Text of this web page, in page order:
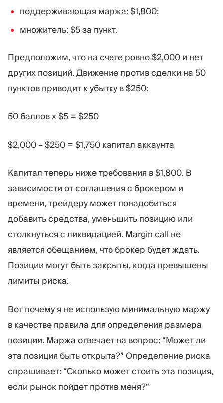
поддерживающая маржа: $1,800;
множитель: $5 за пункт.
Предположим, что на счете ровно $2,000 и нет
других позиций. Движение против сделки на 50
пунктов приводит к убытку в $250:
50 баллов x $5 = $250
$2,000 – $250 = $1,750 капитал аккаунта
Капитал теперь ниже требования в $1,800. В
зависимости от соглашения с брокером и
времени, трейдеру может понадобиться
добавить средства, уменьшить позицию или
столкнуться с ликвидацией. Margin call не
является обещанием, что брокер будет ждать.
Позиции могут быть закрыты, когда превышены
лимиты риска.
Вот почему я не использую минимальную маржу
в качестве правила для определения размера
позиции. Маржа отвечает на вопрос: “Может ли
эта позиция быть открыта?” Определение риска
спрашивает: “Сколько может стоить эта позиция,
если рынок пойдет против меня?”